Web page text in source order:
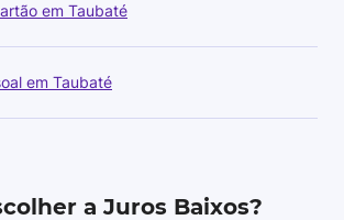
em Taubaté
em Taubaté
a Juros Baixos?